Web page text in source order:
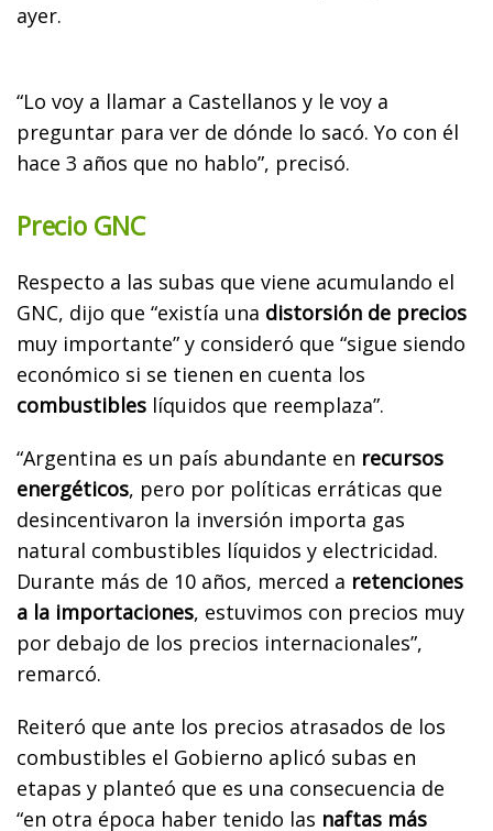
ayer.
“Lo voy a llamar a Castellanos y le voy a
preguntar para ver de dónde lo sacó. Yo con él
hace 3 años que no hablo”, precisó.
Precio GNC
Respecto a las subas que viene acumulando el
GNC, dijo que “existía una distorsión de precios
muy importante” y consideró que “sigue siendo
económico si se tienen en cuenta los
combustibles líquidos que reemplaza”.
“Argentina es un país abundante en recursos
energéticos, pero por políticas erráticas que
desincentivaron la inversión importa gas
natural combustibles líquidos y electricidad.
Durante más de 10 años, merced a retenciones
a la importaciones, estuvimos con precios muy
por debajo de los precios internacionales”,
remarcó.
Reiteró que ante los precios atrasados de los
combustibles el Gobierno aplicó subas en
etapas y planteó que es una consecuencia de
“en otra época haber tenido las naftas más